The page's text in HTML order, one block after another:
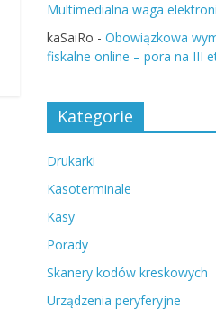
Multimedialna waga
kaSaiRo - Obowiązkowa
fiskalne online – pora na III
Kategorie
Drukarki
Kasoterminale
Kasy
Porady
Skanery kodów kreskowych
Urządzenia peryferyjne